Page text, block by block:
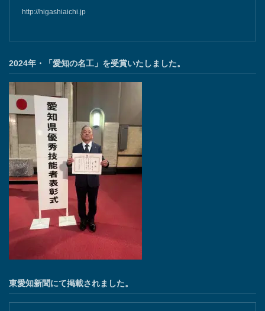
http://higashiaichi.jp
2024年・「愛知の名工」を受賞いたしました。
東愛知新聞にて掲載されました。